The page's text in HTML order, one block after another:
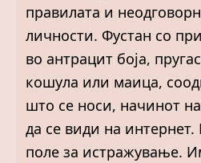
правилата и
личности. Фустан со
во антрацит боја,
кошула или маица,
што се носи, начинот
да се види на интернет.
поле за истражување.